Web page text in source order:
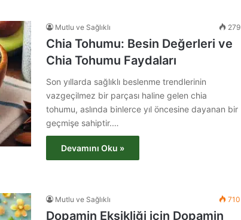
Mutlu ve Sağlıklı 279
Chia Tohumu: Besin Değerleri ve
Chia Tohumu Faydaları
Son yıllarda sağlıklı beslenme trendlerinin
vazgeçilmez bir parçası haline gelen chia
tohumu, aslında binlerce yıl öncesine dayanan bir
geçmişe sahiptir.…
Devamını Oku »
Mutlu ve Sağlıklı 710
Dopamin Eksikliği için Dopamin